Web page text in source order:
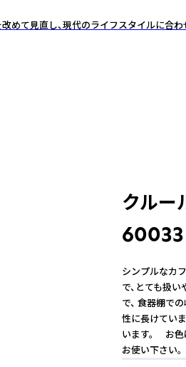
めて見直し、現代のライフスタイルに合わ
クルー
60033
シンプルなカ
で、とても扱
で、 食器棚で
性に長けていま
います。 お色
お使い下さい。